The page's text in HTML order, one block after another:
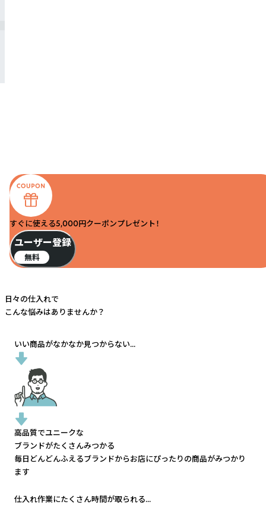
すぐに使える5,000円クーポンプレゼント！
ユーザー登録
無料
日々の仕入れで
こんな悩みはありませんか？
いい商品がなかなか見つからない...
高品質でユニークな
ブランドがたくさんみつかる
毎日どんどんふえるブランドからお店にぴったりの商品がみつかり
ます
仕入れ作業にたくさん時間が取られる...